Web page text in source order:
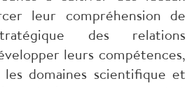
leur compréhension de
des relations
leurs compétences,
les domaines scientifique et